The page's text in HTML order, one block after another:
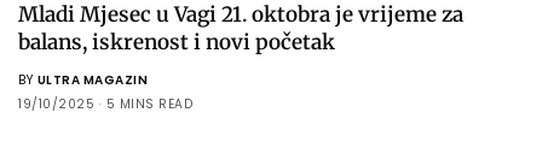
Mladi Mjesec u Vagi 21. oktobra je vrijeme za
balans, iskrenost i novi početak
BY ULTRA MAGAZIN
19/10/2025
5 MINS READ